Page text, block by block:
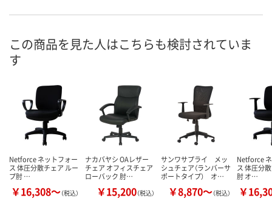
8月24日（月）まで
カゴへ カ
この商品を見た人はこちらも検討されていま
す
Netforce ネットフォー
ス 体圧分散チェア ルー
プ肘 …
￥16,308～（税込）
ナカバヤシ OAレザー
チェア オフィスチェア
ローバック 肘…
￥15,200（税込）
サンワサプライ メッ
シュチェア（ランバーサ
ポートタイプ） オ…
￥8,870～（税込）
Netforce
ス 体圧分
肘 オ…
￥